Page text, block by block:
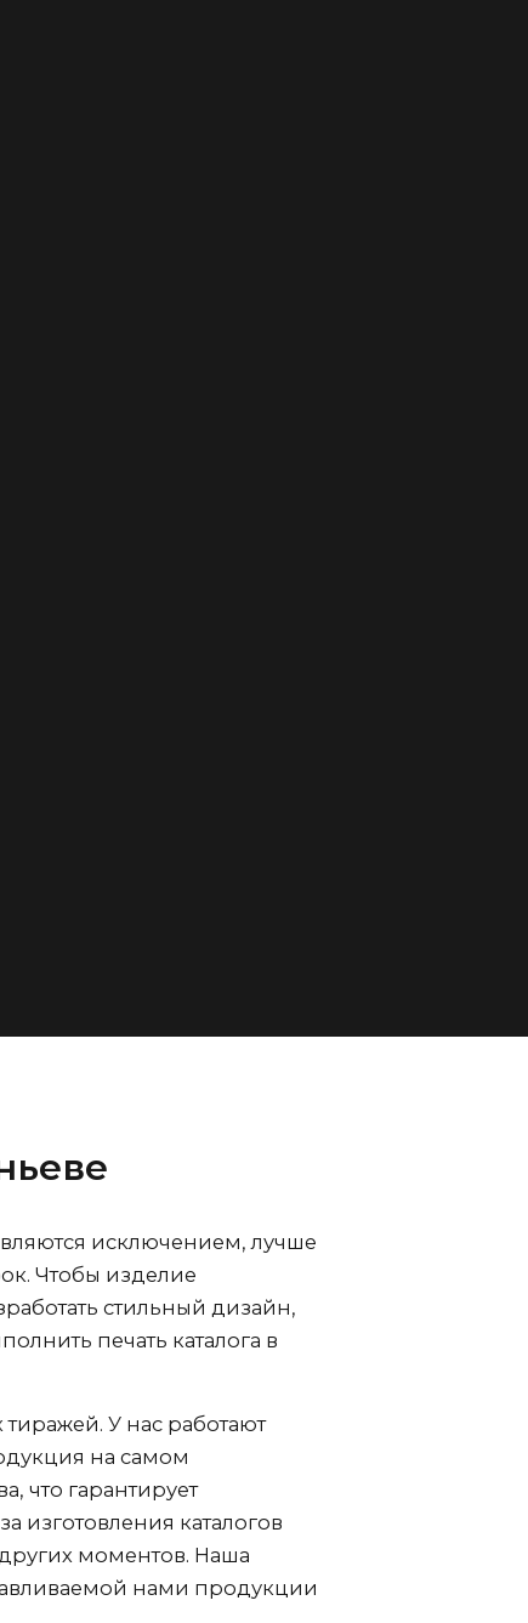
исключением, лучше
Чтобы изделие
стильный дизайн,
печать каталога в
У нас работают
на самом
что гарантирует
изготовления каталогов
моментов. Наша
нами продукции